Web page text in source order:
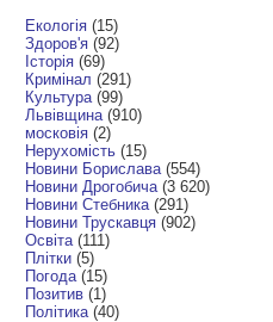
Екологія (15)
Здоров'я (92)
Історія (69)
Кримінал (291)
Культура (99)
Львівщина (910)
московія (2)
Нерухомість (15)
Новини Борислава (554)
Новини Дрогобича (3 620)
Новини Стебника (291)
Новини Трускавця (902)
Освіта (111)
Плітки (5)
Погода (15)
Позитив (1)
Політика (40)